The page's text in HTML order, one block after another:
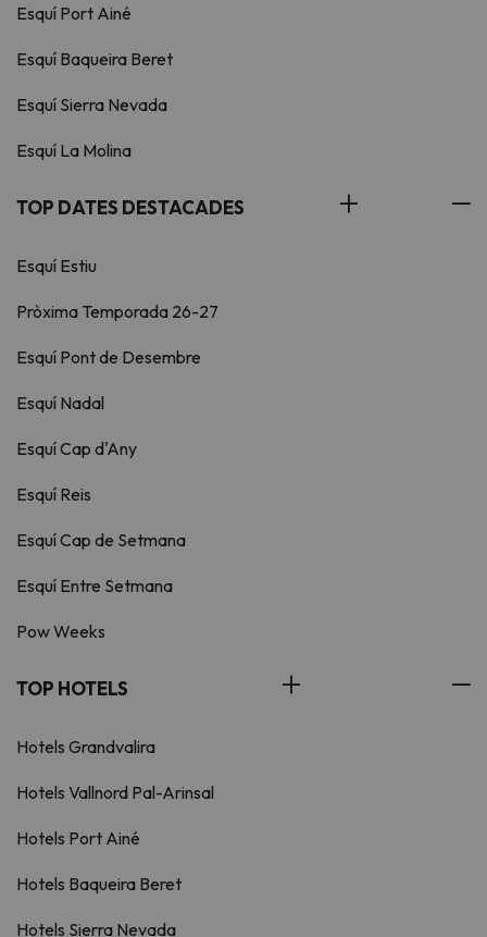
Esquí Port Ainé
Esquí Baqueira Beret
Esquí Sierra Nevada
Esquí La Molina
TOP DATES DESTACADES
Esquí Estiu
Pròxima Temporada 26-27
Esquí Pont de Desembre
Esquí Nadal
Esquí Cap d'Any
Esquí Reis
Esquí Cap de Setmana
Esquí Entre Setmana
Pow Weeks
TOP HOTELS
Hotels Grandvalira
Hotels Vallnord Pal-Arinsal
Hotels Port Ainé
Hotels Baqueira Beret
Hotels Sierra Nevada